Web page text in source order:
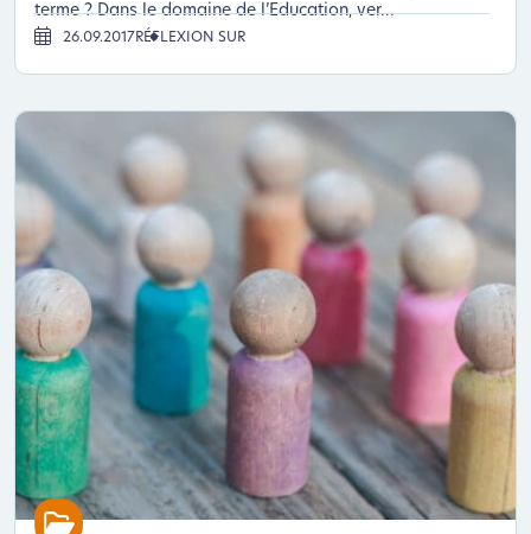
terme ? Dans le domaine de l’Education, ver...
26.09.2017 RÉFLEXION SUR